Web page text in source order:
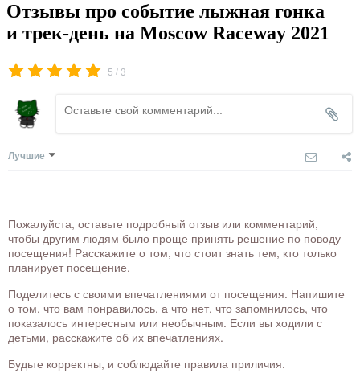
Отзывы про событие лыжная гонка
и трек-день на Moscow Raceway 2021
5 /3
Лучшие
Пожалуйста, оставьте подробный отзыв или комментарий,
чтобы другим людям было проще принять решение по поводу
посещения! Расскажите о том, что стоит знать тем, кто только
планирует посещение.
Поделитесь с своими впечатлениями от посещения. Напишите
о том, что вам понравилось, а что нет, что запомнилось, что
показалось интересным или необычным. Если вы ходили с
детьми, расскажите об их впечатлениях.
Будьте корректны, и соблюдайте правила приличия.